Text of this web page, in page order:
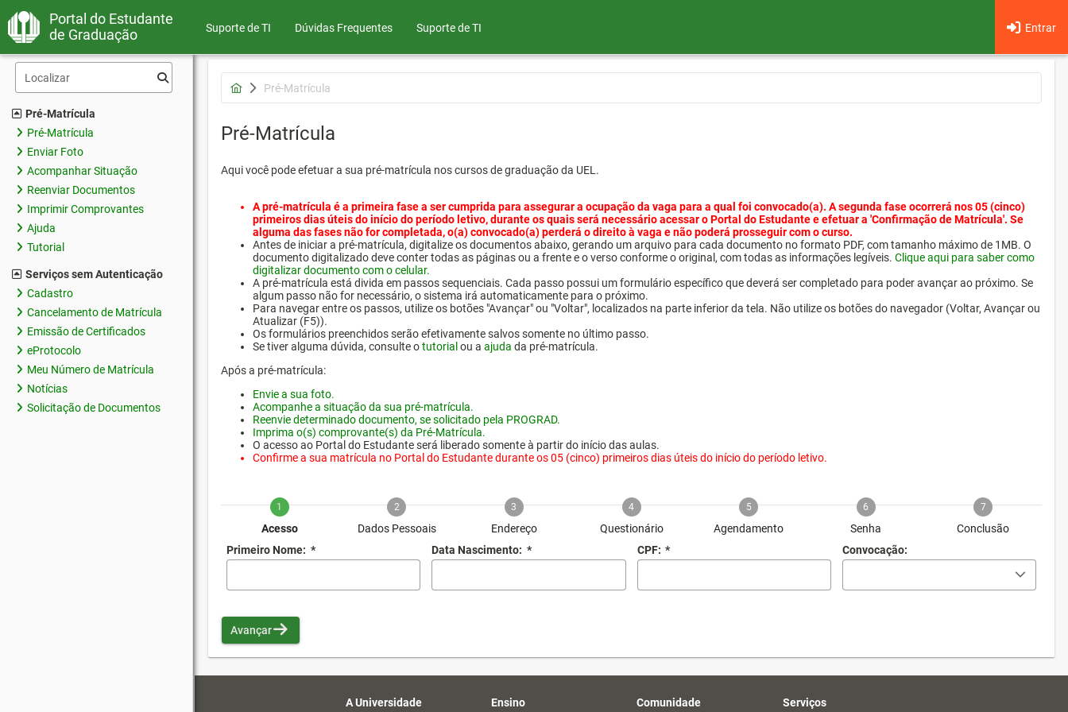
Portal do Estudante
de Graduação
Suporte de TI Dúvidas Frequentes Entrar
Suporte de TI
Pré-Matrícula
Pré-Matrícula
Enviar Foto
Acompanhar Situação
Reenviar Documentos
Imprimir Comprovantes
Ajuda
Tutorial
Serviços sem Autenticação
Cadastro
Cancelamento de Matrícula
Emissão de Certificados
eProtocolo
Meu Número de Matrícula
Notícias
Solicitação de Documentos
Pré-Matrícula
Pré-Matrícula
Aqui você pode efetuar a sua pré-matrícula nos cursos de graduação da UEL.
A pré-matrícula é a primeira fase a ser cumprida para assegurar a ocupação da vaga para a qual foi convocado(a). A segunda fase ocorrerá nos 05 (cinco)
primeiros dias úteis do início do período letivo, durante os quais será necessário acessar o Portal do Estudante e efetuar a 'Confirmação de Matrícula'. Se
alguma das fases não for completada, o(a) convocado(a) perderá o direito à vaga e não poderá prosseguir com o curso.
Antes de iniciar a pré-matrícula, digitalize os documentos abaixo, gerando um arquivo para cada documento no formato PDF, com tamanho máximo de 1MB. O
documento digitalizado deve conter todas as páginas ou a frente e o verso conforme o original, com todas as informações legíveis. Clique aqui para saber como
digitalizar documento com o celular.
A pré-matrícula está divida em passos sequenciais. Cada passo possui um formulário específico que deverá ser completado para poder avançar ao próximo. Se
algum passo não for necessário, o sistema irá automaticamente para o próximo.
Para navegar entre os passos, utilize os botões "Avançar" ou "Voltar", localizados na parte inferior da tela. Não utilize os botões do navegador (Voltar, Avançar ou
Atualizar (F5)).
Os formulários preenchidos serão efetivamente salvos somente no último passo.
Se tiver alguma dúvida, consulte otutorial ou a ajuda da pré-matrícula.
Após a pré-matrícula:
Envie a sua foto.
Acompanhe a situação da sua pré-matrícula.
Reenvie determinado documento, se solicitado pela PROGRAD.
Imprima o(s) comprovante(s) da Pré-Matrícula.
O acesso ao Portal do Estudante será liberado somente à partir do início das aulas.
Confirme a sua matrícula no Portal do Estudante durante os 05 (cinco) primeiros dias úteis do início do período letivo.
1
Acesso
2
Dados Pessoais
3
Endereço
4
Questionário
5
Agendamento
6
Senha
7
Conclusão
Primeiro Nome: * Data Nascimento: * CPF: * Convocação:
Avançar
A Universidade Ensino Comunidade Serviços